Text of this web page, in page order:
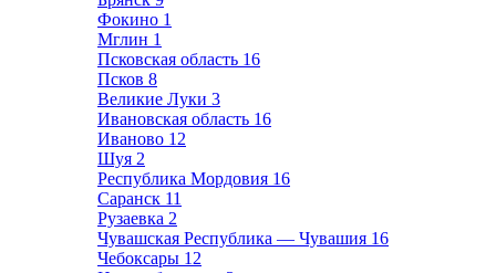
Фокино 1
Мглин 1
Псковская область 16
Псков 8
Великие Луки 3
Ивановская область 16
Иваново 12
Шуя 2
Республика Мордовия 16
Саранск 11
Рузаевка 2
Чувашская Республика — Чувашия 16
Чебоксары 12